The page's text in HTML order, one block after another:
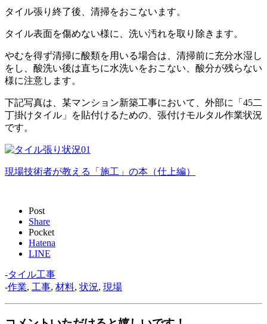
タイル張り終了後、清掃をおこないます。
タイル表面を傷めない様に、洗い汚れを取り除きます。
やむを得ず清掃に酸類を用いる場合は、清掃前に充分水湿し
をし、酸洗い後は直ちに水洗いをおこない、酸分が残らない
様に注意します。
下記写真は、某マンション新築工事において、外部に「45二
丁掛けタイル」を貼付けるための、張付けモルタル作業状況
です。
現場技術者が教える「施工」の本（仕上編）
Post
Share
Pocket
Hatena
LINE
-タイル工事
-作業, 工事, 材料, 状況, 現場